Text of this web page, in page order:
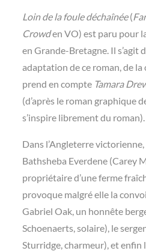
Loin de la foule déchaînée(
Crowden VO) est paru pour
en Grande-Bretagne. Il s’agit
adaptation de ce roman, de la
prend en compte Tamara
(d’après le roman graphique
s’inspire librement du roman).
Dans l’Angleterre
Bathsheba Everdene (Carey
propriétaire d’une ferme
provoque malgré elle la
Gabriel Oak, un honnête
Schoenaerts, solaire), le
Sturridge, charmeur), et